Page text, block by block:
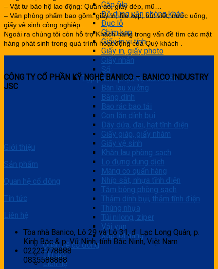
Cặp file
Đồ dùng văn phòng khác
Đục lỗ
Ghim kẹp
Giấy in vi tính
Giấy in, giấy photo
Giấy nhắn
Sổ
Tạp phẩm phục vụ sản xuất
Bàn lau xưởng
Băng dính
Bao rác bao tải
Con lăn dính bụi
Dây dứa, đai, hạt tĩnh điện
Giấy giáp, giấy nhám
Giấy vệ sinh
Khăn lau phòng sạch
Lọ đựng dung dịch
Màng co quấn hàng
Nhíp sắt, nhựa tĩnh điện
Tăm bông phòng sạch
Thảm dính bụi, thảm tĩnh điện
Thùng nhựa
Túi nilong, ziper
Vải vụn
Xốp lót hàng
Quan hệ cổ đông
Tin tức
Liên hệ
– Vật tư bảo hộ lao động: Quần áo, giày dép, mũ…
– Văn phòng phẩm bao gồm: giấy in, file kẹp, bút viết, nước uống,
giấy vệ sinh công nghiệp…
Ngoài ra chúng tôi còn hỗ trợ Khách hàng trong vấn đề tìm các mặt
hàng phát sinh trong quá trình hoạt động của Quý khách .
CÔNG TY CỔ PHẦN KỸ NGHỆ BANICO – BANICO INDUSTRY
JSC
Giới thiệu
Sản phẩm
Quan hệ cổ đông
Tin tức
Liên hệ
Tòa nhà Banico, Lô 29 và Lô 31, đ. Lạc Long Quân, p.
Kinh Bắc & p. Vũ Ninh, tỉnh Bắc Ninh, Việt Nam
02223778888
0835588888